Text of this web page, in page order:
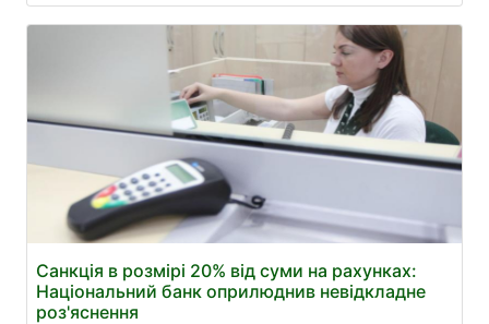
Санкція в розмірі 20% від суми на рахунках:
Національний банк оприлюднив невідкладне
роз'яснення